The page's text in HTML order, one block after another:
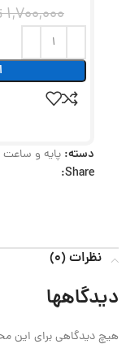
1,700,000
دسته: پایه و ساعت
Share:
نظرات (0)
دیدگاهها
هیچ دیدگاهی برای این